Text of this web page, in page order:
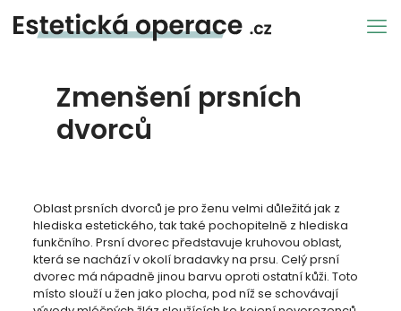
Zmenšení prsních
dvorců
Oblast prsních dvorců je pro ženu velmi důležitá jak z
hlediska estetického, tak také pochopitelně z hlediska
funkčního. Prsní dvorec představuje kruhovou oblast,
která se nachází v okolí bradavky na prsu. Celý prsní
dvorec má nápadně jinou barvu oproti ostatní kůži. Toto
místo slouží u žen jako plocha, pod níž se schovávají